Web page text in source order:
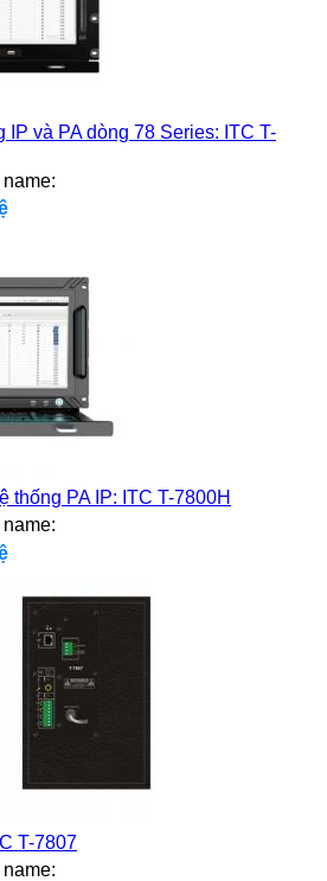
IP và PA dòng 78 Series: ITC T-
thống PA IP: ITC T-7800H
T-7807